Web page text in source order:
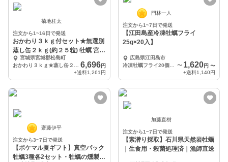
菊地桂太
注文から1~16日で発送
おかわり３ｋｇ付セット★無選別
蒸し缶２ｋｇ(約２５粒) 牡蠣 宮城
県産 殻付き
宮城県宮城郡松島町
6,696円
+送料1,261円
門林一人
注文から1~7日で発送
【江田島産冷凍牡蠣フライ
25g×20入】
広島県江田島市
〜 1,620円 〜
+送料1,140円
齋藤伊平
注文から3~7日で発送
【ポケマル夏ギフト】真空パック
牡蠣3種各2セット・牡蠣の燻製オ
加藤直樹
注文から1~7日で発送
【素潜り採取】石川県天然岩牡蠣
｜生食用・殺菌処理済｜漁師直送